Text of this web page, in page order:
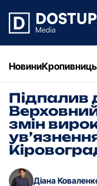
Новини
Підпалив
змін
Діана